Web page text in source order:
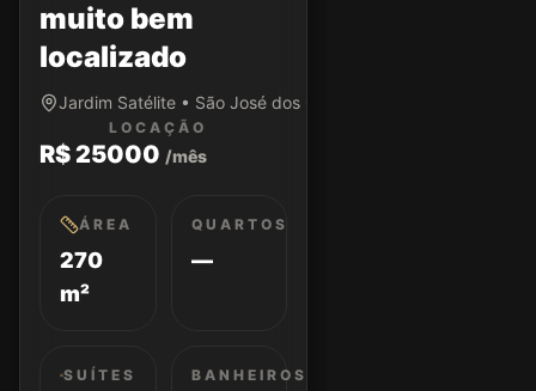
muito bem
localizado
Jardim Satélite • São José dos Campos/SP
LOCAÇÃO
R$ 25000 /mês
ÁREA
270
m²
QUARTOS
—
SUÍTES BANHEIROS